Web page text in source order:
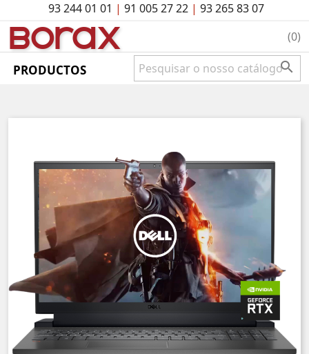
93 244 01 01 | 91 005 27 22| 93 265 83 07
BOrAx (0)
PRODUCTOS 